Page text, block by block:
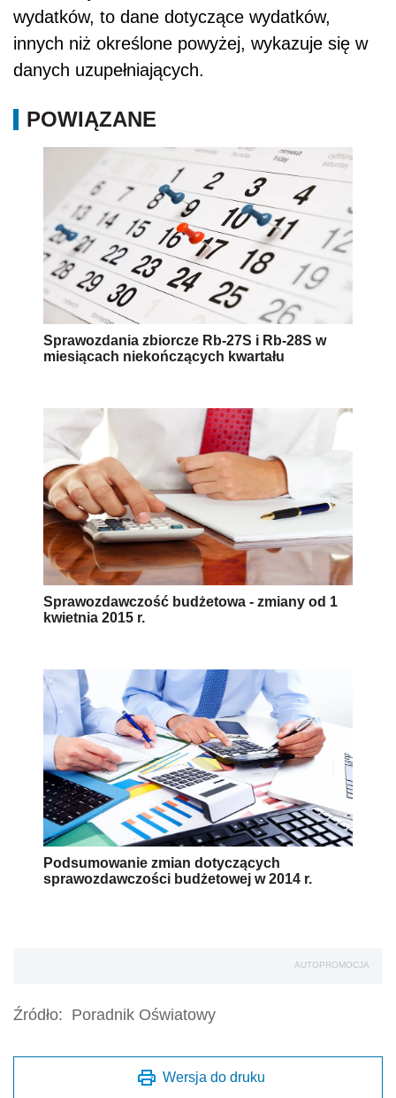
wydatków, to dane dotyczące wydatków,
innych niż określone powyżej, wykazuje się w
danych uzupełniających.
POWIĄZANE
Sprawozdania zbiorcze Rb-27S i Rb-28S w
miesiącach niekończących kwartału
Sprawozdawczość budżetowa - zmiany od 1
kwietnia 2015 r.
Podsumowanie zmian dotyczących
sprawozdawczości budżetowej w 2014 r.
AUTOPROMOCJA
Źródło: Poradnik Oświatowy
Wersja do druku